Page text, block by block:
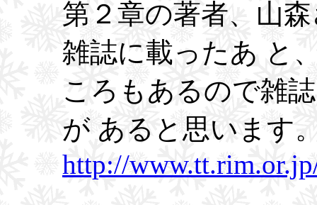
第２章の著者、山
雑誌に載ったあ と
ころもあるので雑
が あると思います
http://